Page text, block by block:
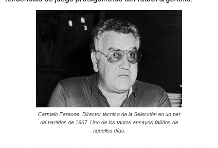
Carmelo Faraone. Director técnico de la Selección en un par
de partidos de 1967. Uno de los tantos ensayos fallidos de
aquellos días.